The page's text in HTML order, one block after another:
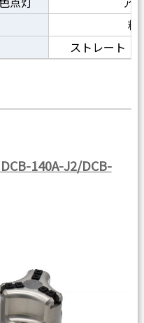
粉
ストレート
140A-J2/DCB-